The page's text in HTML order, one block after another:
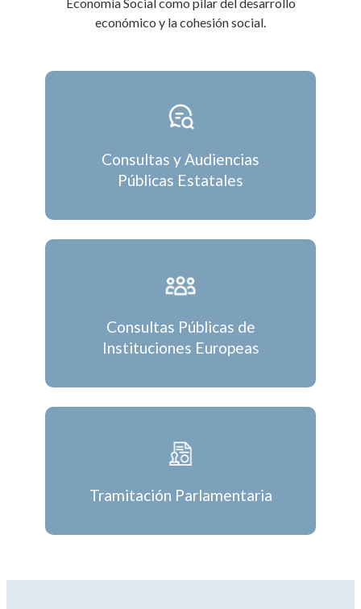
económico y la cohesión social.
Consultas y Audiencias
Públicas Estatales
Consultas Públicas de
Instituciones Europeas
Tramitación Parlamentaria